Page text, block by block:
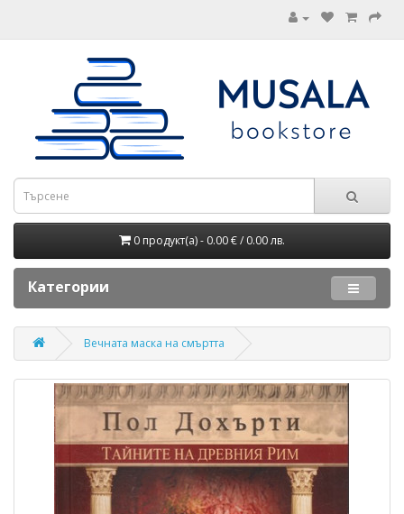
0 продукт(а) - 0.00 € / 0.00 лв.
Категории
Вечната маска на смъртта